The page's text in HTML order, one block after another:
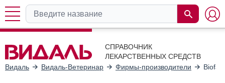
СПРАВОЧНИК
ЛЕКАРСТВЕННЫХ СРЕДСТВ
Видаль
Видаль-Ветеринар Фирмы-производители